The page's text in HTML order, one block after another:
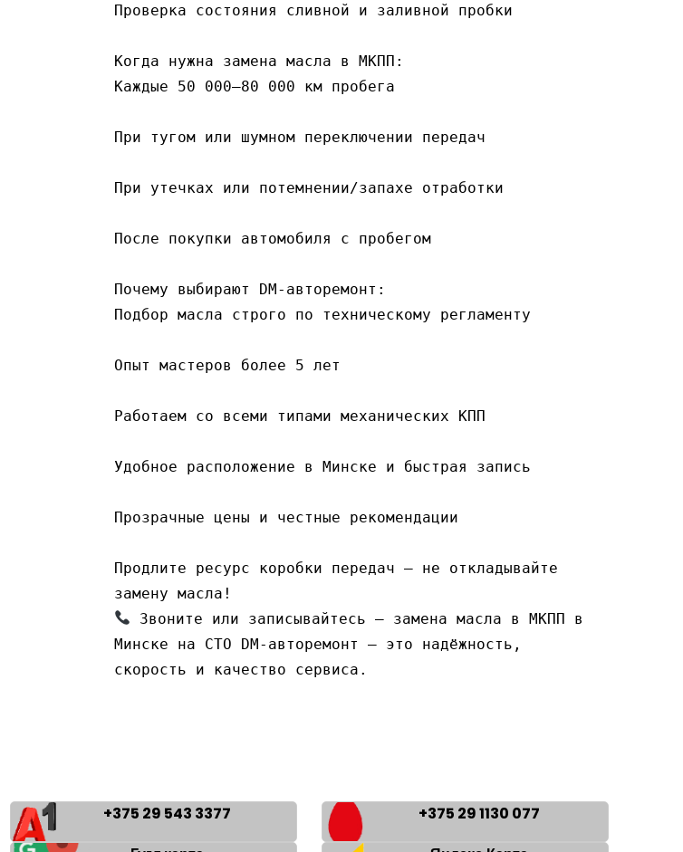
Проверка состояния сливной и заливной пробки
Когда нужна замена масла в МКПП:
Каждые 50 000–80 000 км пробега
При тугом или шумном переключении передач
При утечках или потемнении/запахе отработки
После покупки автомобиля с пробегом
Почему выбирают DM-авторемонт:
Подбор масла строго по техническому регламенту
Опыт мастеров более 5 лет
Работаем со всеми типами механических КПП
Удобное расположение в Минске и быстрая запись
Прозрачные цены и честные рекомендации
Продлите ресурс коробки передач — не откладывайте
замену масла!
Звоните или записывайтесь — замена масла в МКПП в
Минске на СТО DM-авторемонт — это надёжность,
скорость и качество сервиса.
+375 29 543 3377
+375 29 1130 077